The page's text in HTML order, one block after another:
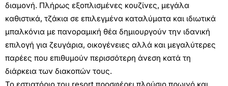
διαμονή. Πλήρως εξοπλισμένες κουζίνες, μεγάλα
καθιστικά, τζάκια σε επιλεγμένα καταλύματα και ιδιωτικά
μπαλκόνια με πανοραμική θέα δημιουργούν την ιδανική
επιλογή για ζευγάρια, οικογένειες αλλά και μεγαλύτερες
παρέες που επιθυμούν περισσότερη άνεση κατά τη
διάρκεια των διακοπών τους.